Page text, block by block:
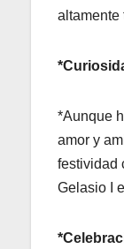
altamente
*Aunque
amor y
festividad
Gelasio I